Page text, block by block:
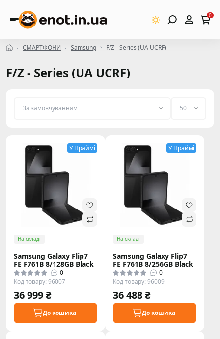
0
СМАРТФОНИ Samsung F/Z - Series (UA UCRF)
F/Z - Series (UA UCRF)
У Праймі
На складі
Samsung Galaxy Flip7
FE F761B 8/128GB Black
0
Код товару: 96007
36 999 ₴
До кошика
У Праймі
На складі
Samsung Galaxy Flip7
FE F761B 8/256GB Black
0
Код товару: 96009
36 488 ₴
До кошика